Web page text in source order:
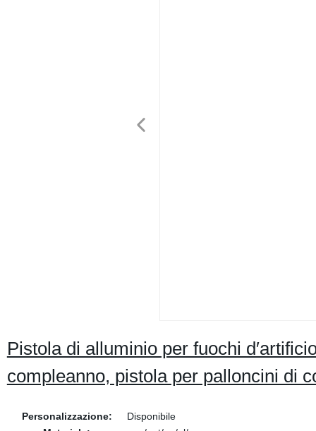
Pistola di alluminio per fuochi
compleanno, pistola per palloncini di
Personalizzazione:
Disponibile